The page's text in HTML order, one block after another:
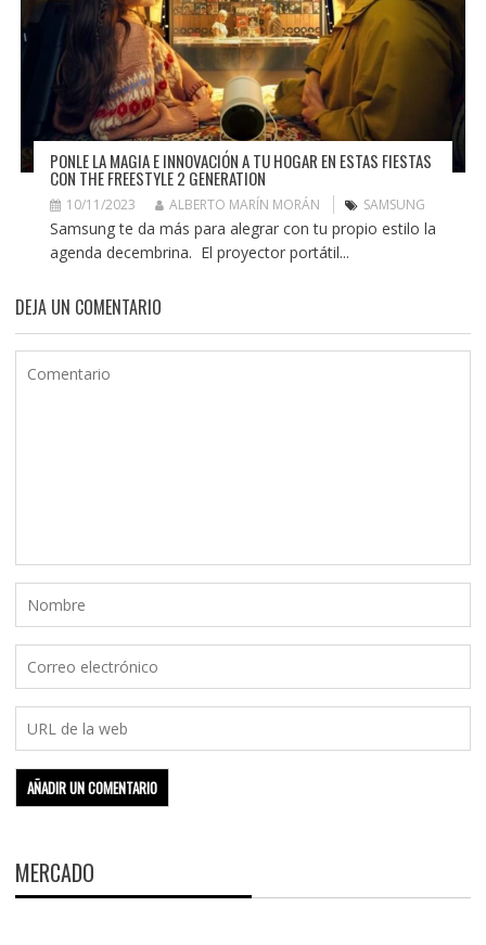
PONLE LA MAGIA E INNOVACIÓN A TU HOGAR EN ESTAS FIESTAS
CON THE FREESTYLE 2 GENERATION
10/11/2023 ALBERTO MARÍN MORÁN SAMSUNG
Samsung te da más para alegrar con tu propio estilo la
agenda decembrina. El proyector portátil...
DEJA UN COMENTARIO
MERCADO